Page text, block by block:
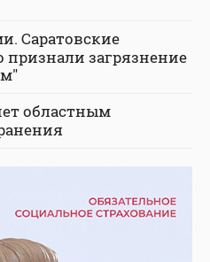
Саратовские
загрязнение
областным